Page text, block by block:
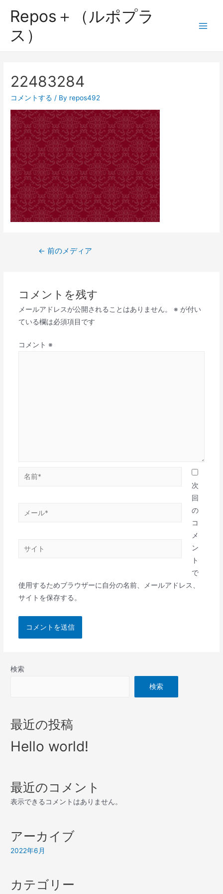
Repos＋（ルポプラ
ス）
22483284
コメントする / By repos492
← 前のメディア
コメントを残す
メールアドレスが公開されることはありません。 ※ が付い
ている欄は必須項目です
コメント ※
次
回
の
コ
メ
ン
ト
で
使用するためブラウザーに自分の名前、メールアドレス、
サイトを保存する。
検索
検索
最近の投稿
Hello world!
最近のコメント
表示できるコメントはありません。
アーカイブ
2022年6月
カテゴリー